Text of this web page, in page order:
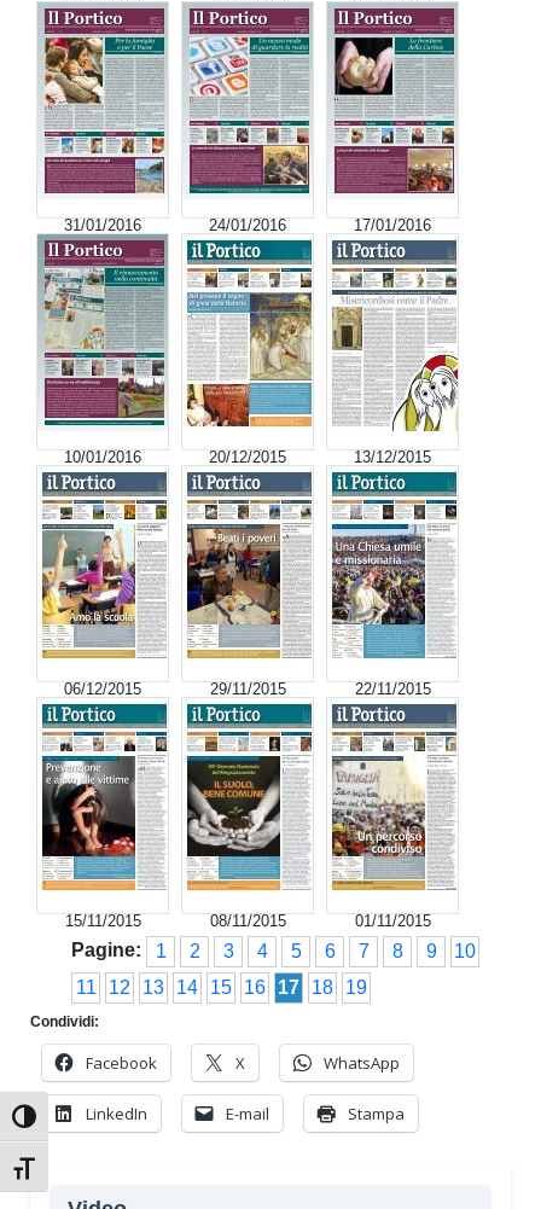
Attiva/disattiva alto contrasto
Attiva/disattiva dimensione testo
31/01/2016 24/01/2016 17/01/2016
10/01/2016 20/12/2015 13/12/2015
06/12/2015 29/11/2015 22/11/2015
15/11/2015 08/11/2015 01/11/2015
Pagine: 1 2 3 4 5 6 7 8 9
10
11
12 13 14 15 16 17 18 19
Condividi:
Facebook X WhatsApp
LinkedIn E-mail Stampa